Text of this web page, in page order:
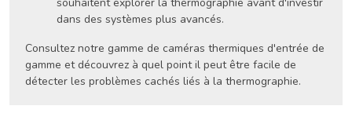
dans des systèmes plus avancés.
Consultez notre gamme de caméras thermiques d'entrée de
gamme et découvrez à quel point il peut être facile de
détecter les problèmes cachés liés à la thermographie.